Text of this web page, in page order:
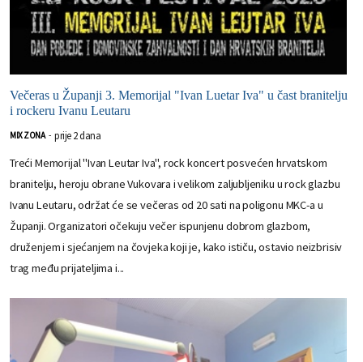
Večeras u Županji 3. Memorijal "Ivan Luetar Iva" u čast branitelju
i rockeru Ivanu Leutaru
MIX ZONA - prije 2 dana
Treći Memorijal "Ivan Leutar Iva", rock koncert posvećen hrvatskom
branitelju, heroju obrane Vukovara i velikom zaljubljeniku u rock glazbu
Ivanu Leutaru, održat će se večeras od 20 sati na poligonu MKC-a u
Županji. Organizatori očekuju večer ispunjenu dobrom glazbom,
druženjem i sjećanjem na čovjeka koji je, kako ističu, ostavio neizbrisiv
trag među prijateljima i...